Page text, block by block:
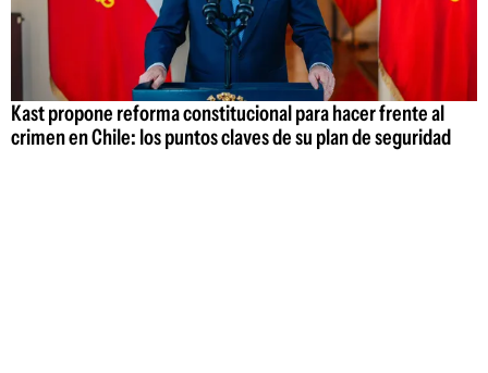
Kast propone reforma constitucional para hacer frente al
crimen en Chile: los puntos claves de su plan de seguridad